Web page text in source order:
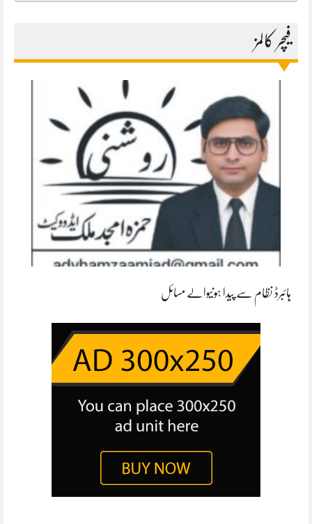
فیچر کالمز
ہائبرڈ نظام سے پیدا ہونیوالے مسائل